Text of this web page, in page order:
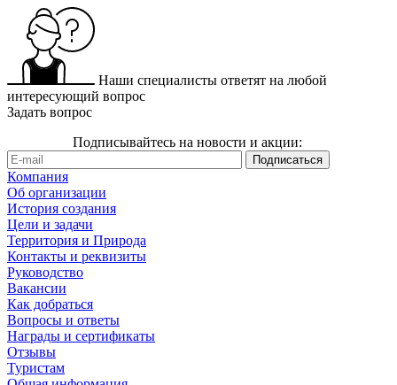
Наши специалисты ответят на любой
интересующий вопрос
Задать вопрос
Подписывайтесь на новости и акции:
Компания
Об организации
История создания
Цели и задачи
Территория и Природа
Контакты и реквизиты
Руководство
Вакансии
Как добраться
Вопросы и ответы
Награды и сертификаты
Отзывы
Туристам